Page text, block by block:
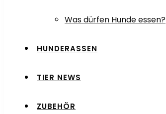
Was dürfen Hunde essen?
HUNDERASSEN
TIER NEWS
ZUBEHÖR